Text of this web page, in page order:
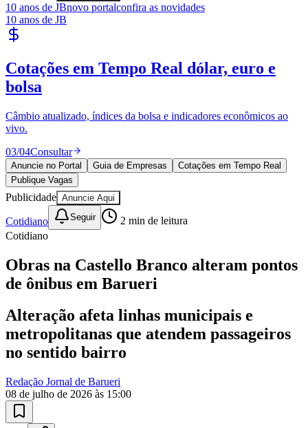
Goiás
10 anos de JBnovo portalconfira as novidades
10 anos de JB
Cotações em Tempo Real dólar, euro e
bolsa
Câmbio atualizado, índices da bolsa e indicadores econômicos ao
vivo.
03/04Consultar
Anuncie no Portal Guia de Empresas
Cotações em Tempo Real
Publique Vagas
Publicidade Anuncie Aqui
Cotidiano Seguir 2 min de leitura
Cotidiano
Obras na Castello Branco alteram pontos
de ônibus em Barueri
Alteração afeta linhas municipais e
metropolitanas que atendem passageiros
no sentido bairro
Redação Jornal de Barueri
08 de julho de 2026 às 15:00